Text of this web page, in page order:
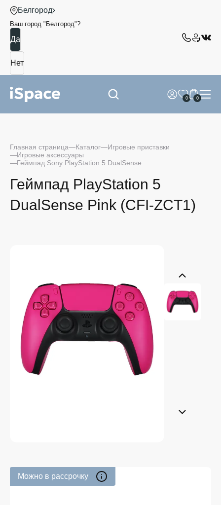
Белгород
Ваш город " Белгород"?
0 0
Главная страница Каталог
Игровые приставки
Игровые аксессуары
Геймпад Sony PlayStation 5 DualSense
Геймпад PlayStation 5
DualSense Pink (CFI-ZCT1)
Можно в рассрочку